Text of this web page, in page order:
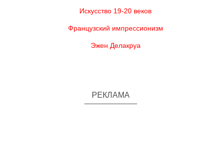
Искусство 19-20 веков
Французский импрессионизм
Эжен Делакруа
РЕКЛАМА